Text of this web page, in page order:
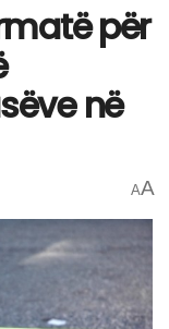
për
në
AA